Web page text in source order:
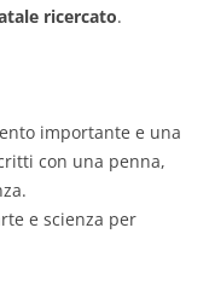
ricercato.
importante e una
con una penna,
e scienza per